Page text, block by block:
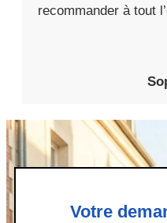
recommander à tout
Votre